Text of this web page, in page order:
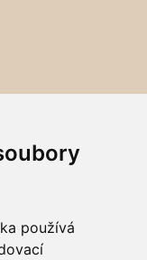
používá